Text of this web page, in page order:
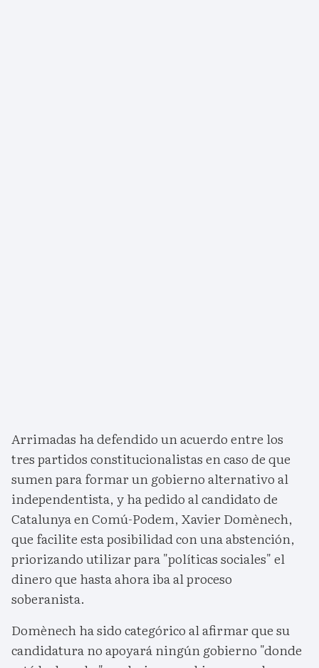
Arrimadas ha defendido un acuerdo entre los
tres partidos constitucionalistas en caso de que
sumen para formar un gobierno alternativo al
independentista, y ha pedido al candidato de
Catalunya en Comú-Podem, Xavier Domènech,
que facilite esta posibilidad con una abstención,
priorizando utilizar para "políticas sociales" el
dinero que hasta ahora iba al proceso
soberanista.
Domènech ha sido categórico al afirmar que su
candidatura no apoyará ningún gobierno "donde